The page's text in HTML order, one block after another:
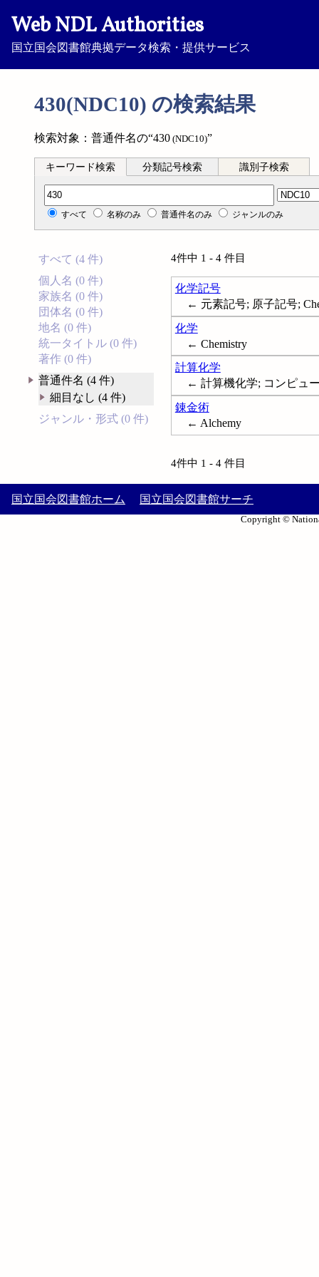
Web NDL Authorities
国立国会図書館典拠データ検索・提供サービス
430(NDC10) の検索結果
検索対象：普通件名の“430 (NDC10)”
キーワード検索 分類記号検索 識別子検索
分類記号検索
すべて 名称のみ 普通件名のみ ジャンルのみ
すべて (4 件)
個人名 (0 件)
家族名 (0 件)
団体名 (0 件)
地名 (0 件)
統一タイトル (0 件)
著作 (0 件)
普通件名 (4 件)
細目なし (4 件)
ジャンル・形式 (0 件)
4件中 1 - 4 件目
化学記号
← 元素記号; 原子記号;
化学
← Chemistry
計算化学
← 計算機化学; コンピュー
錬金術
← Alchemy
4件中 1 - 4 件目
国立国会図書館ホーム 国立国会図書館サーチ
Copyright ©